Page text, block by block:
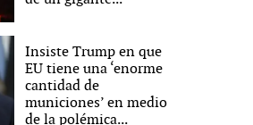
Insiste Trump en que
EU tiene una ‘enorme
cantidad de
municiones’ en medio
de la polémica...